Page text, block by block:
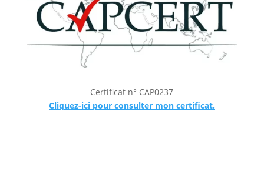
Certificat n° CAP0237
Cliquez-ici pour consulter mon certificat.